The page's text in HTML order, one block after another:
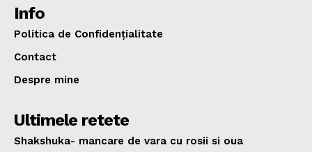
Info
Politica de Confidențialitate
Contact
Despre mine
Ultimele retete
Shakshuka- mancare de vara cu rosii si oua